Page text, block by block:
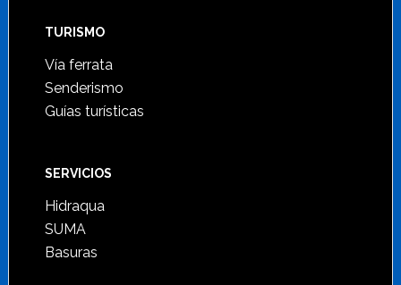
TURISMO
Vía ferrata
Senderismo
Guías turísticas
SERVICIOS
Hidraqua
SUMA
Basuras